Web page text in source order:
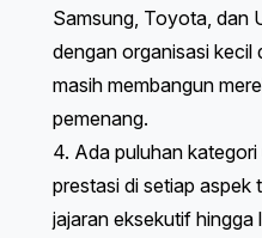
Samsung, Toyota, dan
dengan organisasi kecil
masih membangun
pemenang.
4. Ada puluhan
prestasi di setiap aspek
jajaran eksekutif hingga